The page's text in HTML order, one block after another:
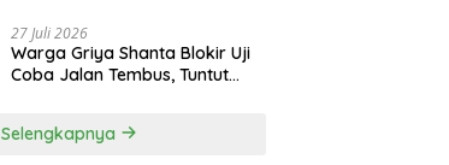
27 Juli 2026
Warga Griya Shanta Blokir Uji
Coba Jalan Tembus, Tuntut
Selengkapnya